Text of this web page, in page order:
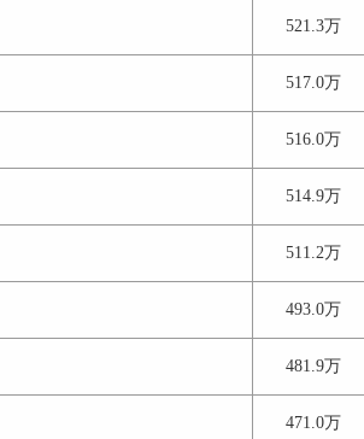
521.3万
517.0万
516.0万
514.9万
511.2万
493.0万
481.9万
471.0万